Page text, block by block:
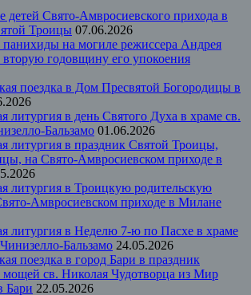
детей Свято-Амвросиевского прихода в
Троицы 07.06.2026
на могиле режиссера Андрея
вторую годовщину его упокоения
поездка в Дом Пресвятой Богородицы в
литургия в день Святого Духа в храме св.
Бальзамо 01.06.2026
литургия в праздник Святой Троицы,
на Свято-Амвросиевском приходе в
литургия в Троицкую родительскую
Амвросиевском приходе в Милане
литургия в Неделю 7-ю по Пасхе в храме
Бальзамо 24.05.2026
поездка в город Бари в праздник
мощей св. Николая Чудотворца из Мир
Бари 22.05.2026